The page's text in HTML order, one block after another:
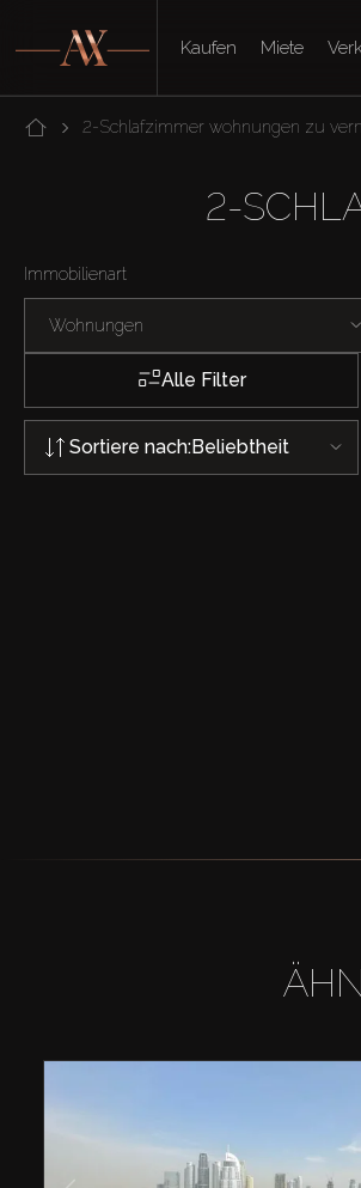
Kaufen Miete
2-Schlafzimmer wohnungen zu
2-
Immobilienart
Wohnungen
Alle Filter
Sortiere nach:Beliebtheit